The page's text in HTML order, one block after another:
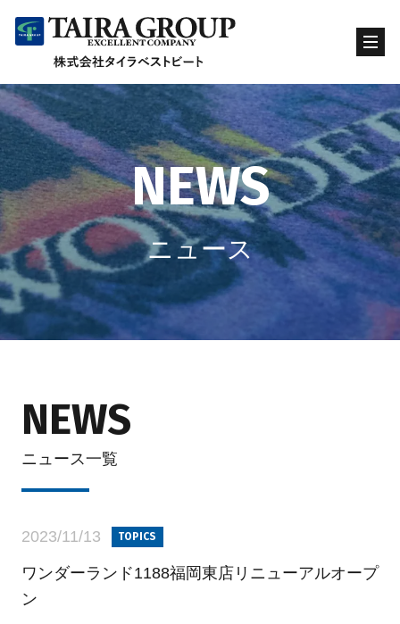
NEWS
ニュース
NEWS
ニュース一覧
2023/11/13 TOPICS
ワンダーランド1188福岡東店リニューアルオープ
ン